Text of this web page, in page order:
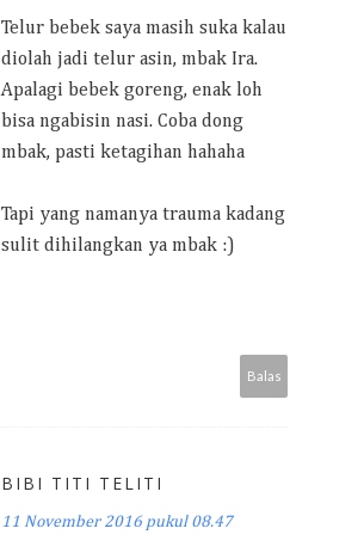
Telur bebek saya masih suka kalau
diolah jadi telur asin, mbak Ira.
Apalagi bebek goreng, enak loh
bisa ngabisin nasi. Coba dong
mbak, pasti ketagihan hahaha
Tapi yang namanya trauma kadang
sulit dihilangkan ya mbak :)
Balas
BIBI TITI TELITI
11 November 2016 pukul 08.47